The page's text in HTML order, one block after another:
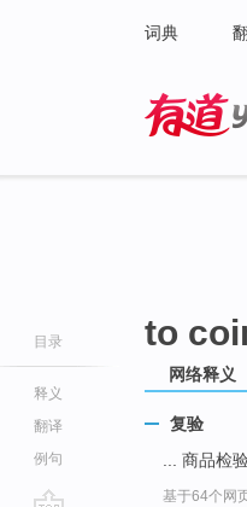
词典
目录
释义
翻译
例句
to
网络释义
复验
... 商品检
基于64个网